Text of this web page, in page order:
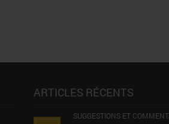
ARTICLES RÉCENTS
SUGGESTIONS ET